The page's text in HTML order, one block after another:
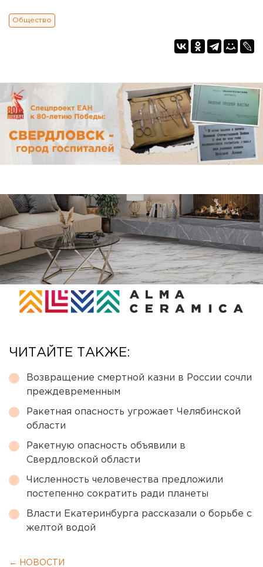
Общество
ЧИТАЙТЕ ТАКЖЕ:
Возвращение смертной казни в России сочли
преждевременным
Ракетная опасность угрожает Челябинской
области
Ракетную опасность объявили в
Свердловской области
Численность человечества предложили
постепенно сократить ради планеты
Власти Екатеринбурга рассказали о борьбе с
желтой водой
← НОВОСТИ